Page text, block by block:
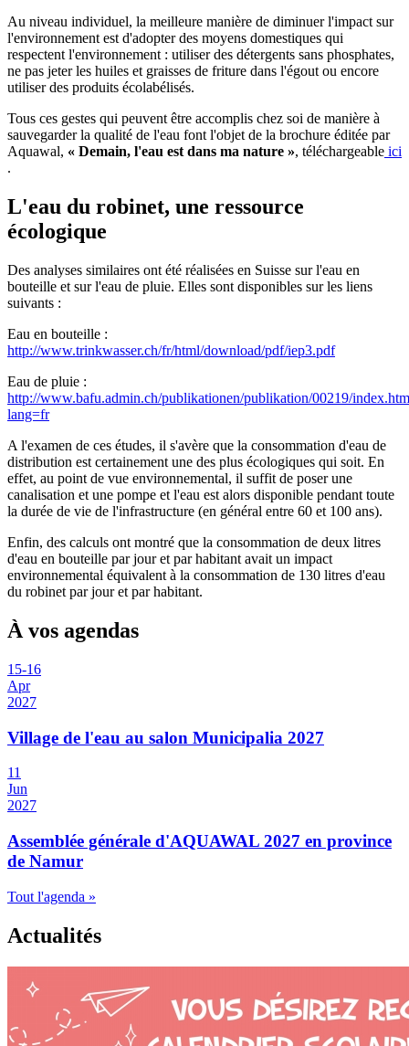
Au niveau individuel, la meilleure manière de diminuer l'impact sur
l'environnement est d'adopter des moyens domestiques qui
respectent l'environnement : utiliser des détergents sans phosphates,
ne pas jeter les huiles et graisses de friture dans l'égout ou encore
utiliser des produits écolabélisés.
Tous ces gestes qui peuvent être accomplis chez soi de manière à
sauvegarder la qualité de l'eau font l'objet de la brochure éditée par
Aquawal, « Demain, l'eau est dans ma nature », téléchargeable ici
.
L'eau du robinet, une ressource
écologique
Des analyses similaires ont été réalisées en Suisse sur l'eau en
bouteille et sur l'eau de pluie. Elles sont disponibles sur les liens
suivants :
Eau en bouteille :
http://www.trinkwasser.ch/fr/html/download/pdf/iep3.pdf
Eau de pluie :
http://www.bafu.admin.ch/publikationen/publikation/00219/
lang=fr
A l'examen de ces études, il s'avère que la consommation d'eau de
distribution est certainement une des plus écologiques qui soit. En
effet, au point de vue environnemental, il suffit de poser une
canalisation et une pompe et l'eau est alors disponible pendant toute
la durée de vie de l'infrastructure (en général entre 60 et 100 ans).
Enfin, des calculs ont montré que la consommation de deux litres
d'eau en bouteille par jour et par habitant avait un impact
environnemental équivalent à la consommation de 130 litres d'eau
du robinet par jour et par habitant.
À vos agendas
15-16
Apr
2027
Village de l'eau au salon Municipalia 2027
11
Jun
2027
Assemblée générale d'AQUAWAL 2027 en province
de Namur
Tout l'agenda »
Actualités